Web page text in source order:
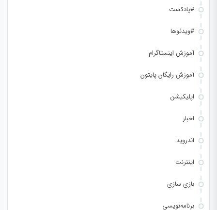
#پادکست
#ویدئوها
آموزش اینستاگرام
آموزش رایگان پایتون
اپلیکیشن
اخبار
اندروید
اینترنت
بازی سازی
برنامه‌نویسی